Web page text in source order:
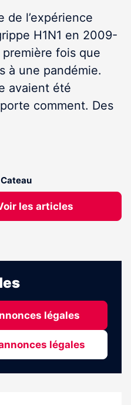
de l’expérience
H1N1 en 2009-
première fois que
à une pandémie.
avaient été
comment. Des
les articles
légales
légales